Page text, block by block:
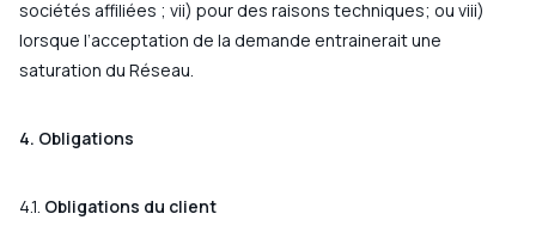
sociétés affiliées ; vii) pour des raisons techniques; ou viii)
lorsque l’acceptation de la demande entrainerait une
saturation du Réseau.
4. Obligations
4.1. Obligations du client